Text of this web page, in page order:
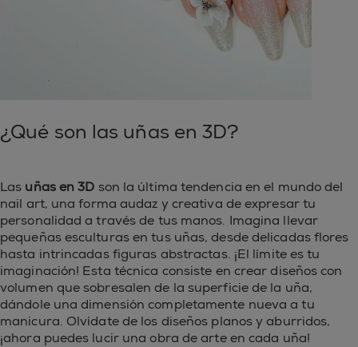
¿Qué son las uñas en 3D?
Las uñas en 3D son la última tendencia en el mundo del
nail art, una forma audaz y creativa de expresar tu
personalidad a través de tus manos. Imagina llevar
pequeñas esculturas en tus uñas, desde delicadas flores
hasta intrincadas figuras abstractas. ¡El límite es tu
imaginación! Esta técnica consiste en crear diseños con
volumen que sobresalen de la superficie de la uña,
dándole una dimensión completamente nueva a tu
manicura. Olvídate de los diseños planos y aburridos,
¡ahora puedes lucir una obra de arte en cada uña!